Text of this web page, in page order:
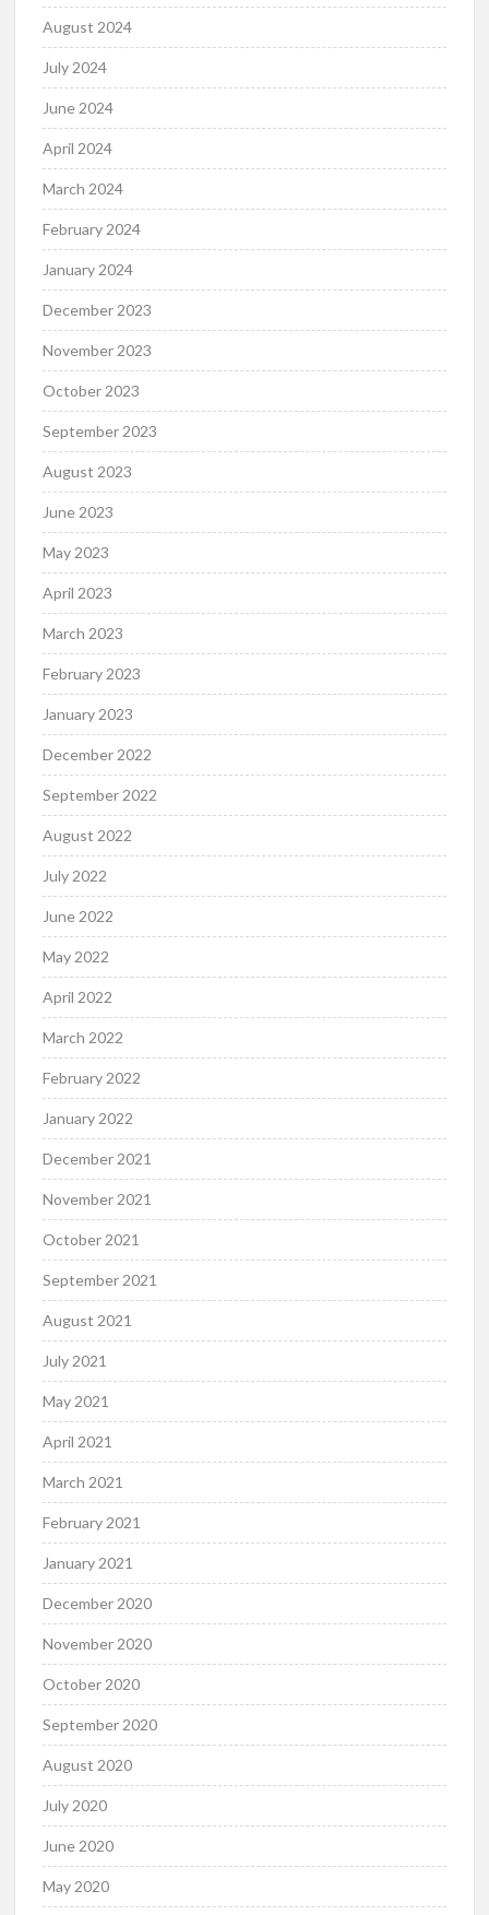
August 2024
July 2024
June 2024
April 2024
March 2024
February 2024
January 2024
December 2023
November 2023
October 2023
September 2023
August 2023
June 2023
May 2023
April 2023
March 2023
February 2023
January 2023
December 2022
September 2022
August 2022
July 2022
June 2022
May 2022
April 2022
March 2022
February 2022
January 2022
December 2021
November 2021
October 2021
September 2021
August 2021
July 2021
May 2021
April 2021
March 2021
February 2021
January 2021
December 2020
November 2020
October 2020
September 2020
August 2020
July 2020
June 2020
May 2020